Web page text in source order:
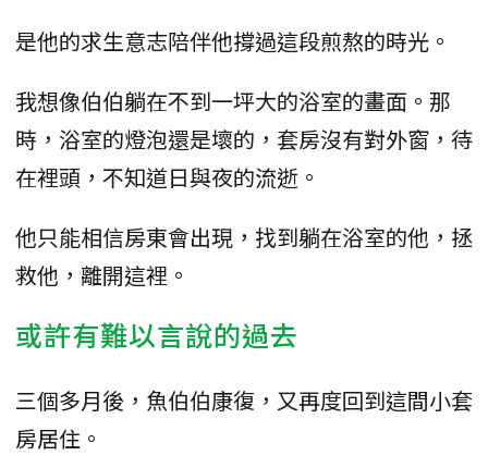
是他的求生意志陪伴他撐過這段煎熬的時光。
我想像伯伯躺在不到一坪大的浴室的畫面。那
時，浴室的燈泡還是壞的，套房沒有對外窗，待
在裡頭，不知道日與夜的流逝。
他只能相信房東會出現，找到躺在浴室的他，拯
救他，離開這裡。
或許有難以言說的過去
三個多月後，魚伯伯康復，又再度回到這間小套
房居住。